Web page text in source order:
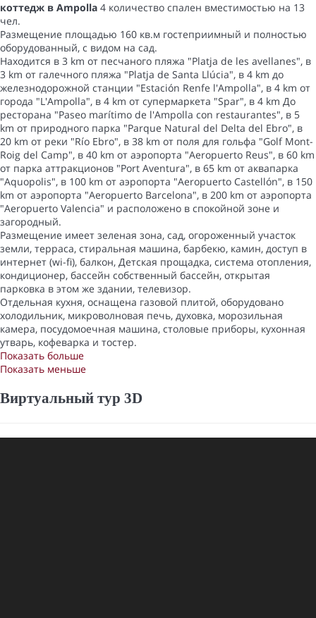
коттедж в Ampolla 4 количество спален вместимостью на 13
чел.
Размещение площадью 160 кв.м гостеприимный и полностью
оборудованный, с видом на сад.
Находится в 3 km от песчаного пляжа "Platja de les avellanes", в
3 km от галечного пляжа "Platja de Santa Llúcia", в 4 km до
железнодорожной станции "Estación Renfe l'Ampolla", в 4 km от
города "L'Ampolla", в 4 km от супермаркета "Spar", в 4 km До
ресторана "Paseo marítimo de l'Ampolla con restaurantes", в 5
km от природного парка "Parque Natural del Delta del Ebro", в
20 km от реки "Río Ebro", в 38 km от поля для гольфа "Golf Mont-
Roig del Camp", в 40 km от аэропорта "Aeropuerto Reus", в 60 km
от парка аттракционов "Port Aventura", в 65 km от аквапарка
"Aquopolis", в 100 km от аэропорта "Aeropuerto Castellón", в 150
km от аэропорта "Aeropuerto Barcelona", в 200 km от аэропорта
"Aeropuerto Valencia" и расположено в спокойной зоне и
загородный.
Размещение имеет зеленая зона, сад, огороженный участок
земли, терраса, стиральная машина, барбекю, камин, доступ в
интернет (wi-fi), балкон, Детская прощадка, система отопления,
кондиционер, бассейн собственный бассейн, открытая
парковка в этом же здании, телевизор.
Отдельная кухня, оснащена газовой плитой, оборудовано
холодильник, микроволновая печь, духовка, морозильная
камера, посудомоечная машина, столовые приборы, кухонная
утварь, кофеварка и тостер.
Показать больше
Показать меньше
Виртуальный тур 3D